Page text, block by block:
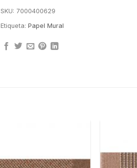
SKU: 7000400629
Etiqueta: Papel Mural